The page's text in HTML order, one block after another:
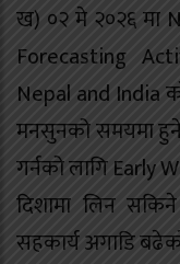
ख) ०२ मे २०२६ मा
Forecasting
Nepal and India
मनसुनको समयमा
गर्नको लागि Early
दिशामा लिन
सहकार्य अगाडि